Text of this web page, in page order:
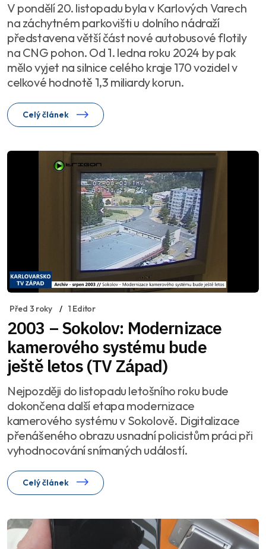
V pondělí 20. listopadu byla v Karlových Varech
na záchytném parkovišti u dolního nádraží
představena větší část nové autobusové flotily
na CNG pohon. Od 1. ledna roku 2024 by pak
mělo vyjet na silnice celého kraje 170 vozidel v
celkové hodnotě 1,3 miliardy korun.
Celý článek
Před 3 roky 1 Editor
2003 – Sokolov: Modernizace
kamerového systému bude
ještě letos (TV Západ)
Nejpozději do listopadu letošního roku bude
dokončena další etapa modernizace
kamerového systému v Sokolově. Digitalizace
přenášeného obrazu usnadní policistům práci při
vyhodnocování snímaných událostí.
Celý článek